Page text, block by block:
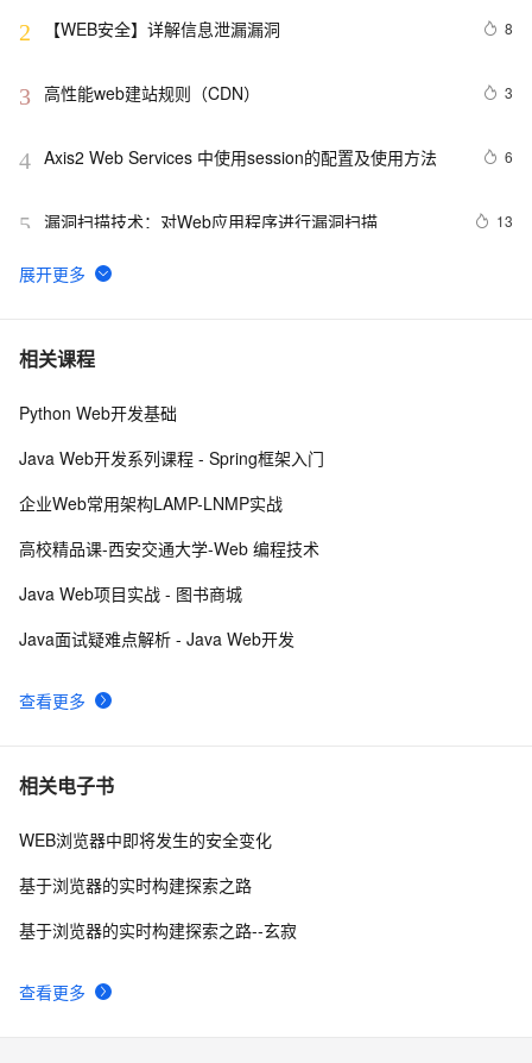
2 【WEB安全】详解信息泄漏漏洞 8
3 高性能web建站规则（CDN） 3
4 Axis2 Web Services 中使用session的配置及使用方法 6
5 漏洞扫描技术：对Web应用程序进行漏洞扫描 13
6
7 ctfshow-WEB-web14( 利用数据库读写功能读取网站敏感
8 Python：使用PyJWT实现JSON Web Tokens加密解密
10RDIFramework.NET开发实例━表约束条件权限的使
相关课程
查看更多
Python Web开发基础
Java Web开发系列课程 - Spring框架入门
企业Web常用架构LAMP-LNMP实战
高校精品课-西安交通大学-Web 编程技术
Java Web项目实战 - 图书商城
Java面试疑难点解析 - Java Web开发
相关电子书
查看更多
WEB浏览器中即将发生的安全变化
基于浏览器的实时构建探索之路
基于浏览器的实时构建探索之路--玄寂